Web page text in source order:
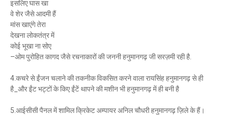
इसलिए घास खा
वे शेर जैसे आदमी हैं
मांस खाएंगे तेरा
देखना लोकतंत्र में
कोई भूखा ना सोए
–ओम पुरोहित कागद जैसे रचनाकारों की जननी हनुमानगढ़ जी सरज़मी रही है.
4.कचरे से ईंजन चलाने की तकनीक विकसित करने वाला रायसिंह हनुमानगढ़ से ही
है_और ईंट भट्टों के किए ईंटें थापने की मशीन भी हनुमानगढ़ में ही बनी है
5.आईसीसी पैनल में शामिल क्रिकेट अम्पायर अनिल चौधरी हनुमानगढ़ ज़िले के हैं।